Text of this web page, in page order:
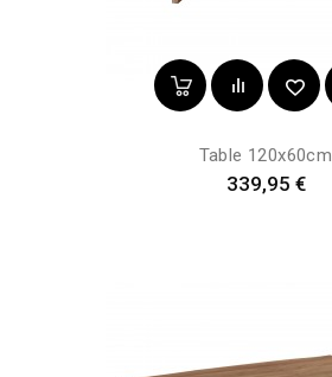
Table 120x60cm
Prix
339,95 €